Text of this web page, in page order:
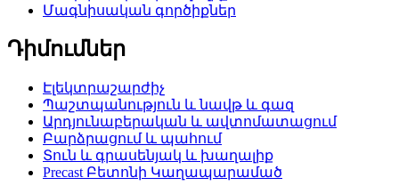
Մագնիսական գործիքներ
Դիմումներ
Էլեկտրաշարժիչ
Պաշտպանություն և նավթ և գազ
Արդյունաբերական և ավտոմատացում
Բարձրացում և պահում
Տուն և գրասենյակ և խաղալիք
Precast Բետոնի Կաղապարամած